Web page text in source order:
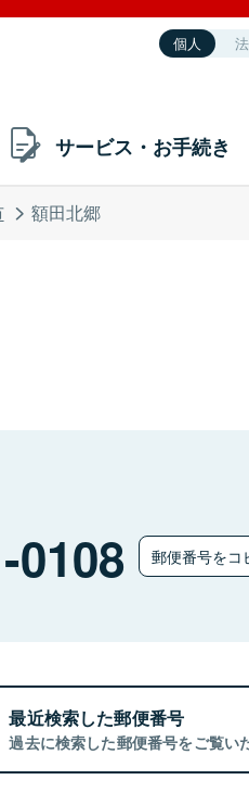
個人
サービス・お手続き
額田北郷
0108 郵便番号をコ
最近検索した郵便番号
過去に検索した郵便番号をご覧い